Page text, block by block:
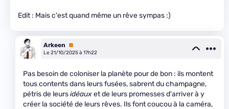
Edit : Mais c'est quand même un rêve sympas :)
Arkeen
Premium
Le 21/10/2025 à 17h22
Pas besoin de coloniser la planète pour de bon : ils montent
tous contents dans leurs fusées, sabrent du champagne,
pétris de leursidéauxet de leurs promesses d'arriver à y
créer la société de leurs rêves. Ils font coucou à la caméra,